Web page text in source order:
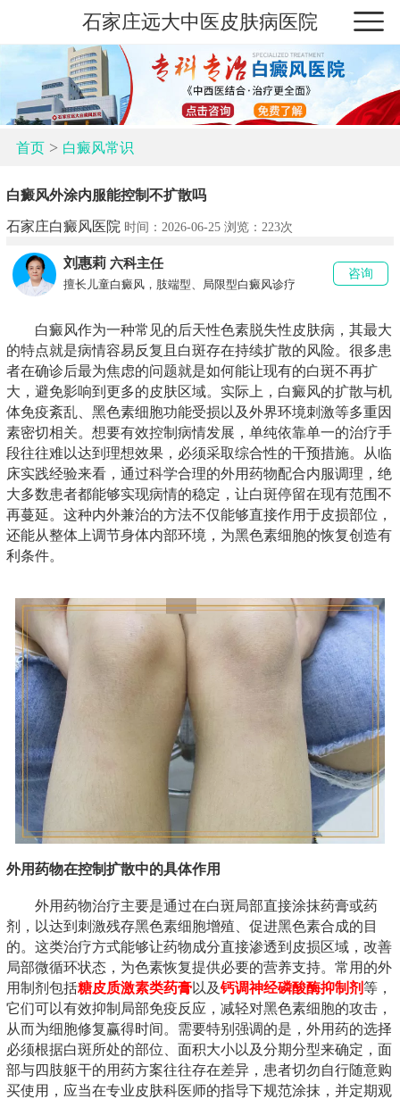
石家庄远大中医皮肤病医院
首页> 白癜风常识
白癜风外涂内服能控制不扩散吗
石家庄白癜风医院 时间：2026-06-25 浏览： 223次
刘惠莉 六科主任
擅长儿童白癜风，肢端型、局限型白癜风诊疗
咨询
白癜风作为一种常见的后天性色素脱失性皮肤病，其最大
的特点就是病情容易反复且白斑存在持续扩散的风险。很多患
者在确诊后最为焦虑的问题就是如何能让现有的白斑不再扩
大，避免影响到更多的皮肤区域。实际上，白癜风的扩散与机
体免疫紊乱、黑色素细胞功能受损以及外界环境刺激等多重因
素密切相关。想要有效控制病情发展，单纯依靠单一的治疗手
段往往难以达到理想效果，必须采取综合性的干预措施。从临
床实践经验来看，通过科学合理的外用药物配合内服调理，绝
大多数患者都能够实现病情的稳定，让白斑停留在现有范围不
再蔓延。这种内外兼治的方法不仅能够直接作用于皮损部位，
还能从整体上调节身体内部环境，为黑色素细胞的恢复创造有
利条件。
外用药物在控制扩散中的具体作用
外用药物治疗主要是通过在白斑局部直接涂抹药膏或药
剂，以达到刺激残存黑色素细胞增殖、促进黑色素合成的目
的。这类治疗方式能够让药物成分直接渗透到皮损区域，改善
局部微循环状态，为色素恢复提供必要的营养支持。常用的外
用制剂包括糖皮质激素类药膏以及钙调神经磷酸酶抑制剂等，
它们可以有效抑制局部免疫反应，减轻对黑色素细胞的攻击，
从而为细胞修复赢得时间。需要特别强调的是，外用药的选择
必须根据白斑所处的部位、面积大小以及分期分型来确定，面
部与四肢躯干的用药方案往往存在差异，患者切勿自行随意购
买使用，应当在专业皮肤科医师的指导下规范涂抹，并定期观